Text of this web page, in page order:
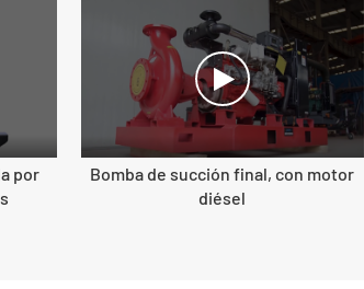
por
Bomba de succión final, con motor
diésel